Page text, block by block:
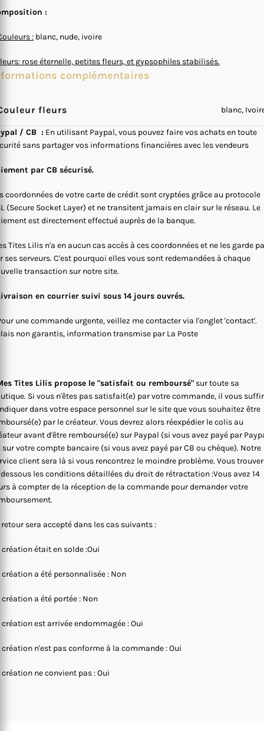
:
: blanc, nude, ivoire
rose éternelle, petites fleurs, et gypsophiles stabilisés.
complémentaires
fleurs blanc,
/ CB : En utilisant Paypal, vous pouvez faire vos achats en toute
sans partager vos informations financières avec les vendeurs
par CB sécurisé.
coordonnées de votre carte de crédit sont cryptées grâce au protocole
(Secure Socket Layer) et ne transitent jamais en clair sur le réseau. Le
est directement effectué auprès de la banque.
Tites Lilis n'a en aucun cas accès à ces coordonnées et ne les garde
ses serveurs. C'est pourquoi elles vous sont redemandées à chaque
transaction sur notre site.
en courrier suivi sous 14 jours ouvrés.
une commande urgente, veillez me contacter via l'onglet 'contact'.
non garantis, information transmise par La Poste
Tites Lilis propose le "satisfait ou remboursé" sur toute sa
Si vous n'êtes pas satisfait(e) par votre commande, il vous
dans votre espace personnel sur le site que vous souhaitez être
par le créateur. Vous devrez alors réexpédier le colis au
avant d'être remboursé(e) sur Paypal (si vous avez payé par
sur votre compte bancaire (si vous avez payé par CB ou chèque). Notre
client sera là si vous rencontrez le moindre problème. Vous
les conditions détaillées du droit de rétractation :Vous avez 14
à compter de la réception de la commande pour demander votre
retour sera accepté dans les cas suivants :
création était en solde :Oui
création a été personnalisée : Non
création a été portée : Non
création est arrivée endommagée : Oui
création n'est pas conforme à la commande : Oui
création ne convient pas : Oui